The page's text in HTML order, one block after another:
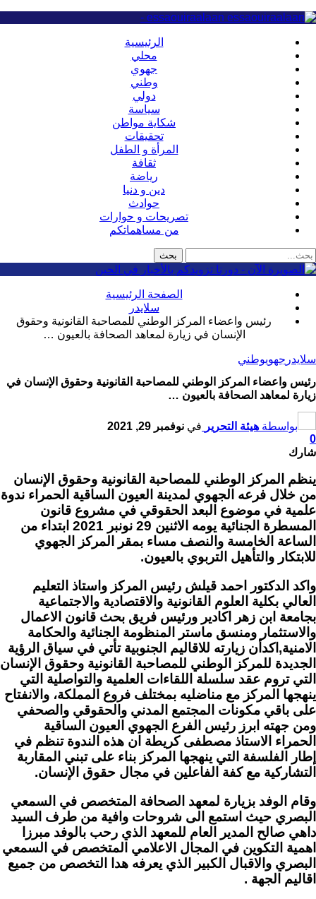
essaouiraalaan -
الرئيسية
محلي
جهوي
وطني
دولي
سياسة
شكاية مواطن
تحقيقات
المرأة و الطفل
ثقافة
رياضة
دين و دنيا
حوادث
تصريحات و حوارات
من مساهماتكم
الصفحة الرئيسية
سلايدر
رئيس واعضاء المركز الوطني للمصاحبة القانونية وحقوق
الإنسان في زيارة لمعاهد الصحافة بالعيون …
سلايدر جهويوطني
رئيس واعضاء المركز الوطني للمصاحبة القانونية وحقوق الإنسان في
زيارة لمعاهد الصحافة بالعيون …
بواسطة هيئة التحرير في نوفمبر 29, 2021
0
شارك
ينظم المركز الوطني للمصاحبة القانونية وحقوق الإنسان
من خلال فرعه الجهوي لمدينة العيون الساقية الحمراء ندوة
علمية في موضوع البعد الحقوقي في مشروع قانون
المسطرة الجنائية يومه الاثنين 29 نونبر 2021 ابتداء من
الساعة الخامسة والنصف مساء بمقر المركز الجهوي
للابتكار والتأهيل التربوي بالعيون.
واكد الدكتور احمد قيلش رئيس المركز واستاذ التعليم
العالي بكلية العلوم القانونية والاقتصادية والاجتماعية
بجامعة ابن زهر اكادير ورئيس فريق بحث قانون الاعمال
والاستثمار ومنسق ماستر المنظومة الجنائية والحكامة
الامنية,اكدأن زيارته للاقاليم الجنوبية تأتي في سياق الرؤية
الجديدة للمركز الوطني للمصاحبة القانونية وحقوق الإنسان
التي تروم عقد سلسلة اللقاءات العلمية والتواصلية التي
ينهجها المركز مع مناضليه بمختلف فروع المملكة، والانفتاح
على باقي مكونات المجتمع المدني والحقوقي والصحفي
ومن جهته ابرز رئيس الفرع الجهوي العيون الساقية
الحمراء الاستاذ مصطفى كريطة ان هذه الندوة تنظم في
إطار الفلسفة التي ينهجها المركز بناء على تبني المقاربة
التشاركية مع كفة الفاعلين في مجال حقوق الإنسان.
وقام الوفد بزيارة لمعهد الصحافة المتخصص في السمعي
البصري حيث استمع الى شروحات وافية من طرف السيد
داهي صالح المدير العام للمعهد الذي رحب بالوفد مبرزا
اهمية التكوين في المجال الاعلامي المتخصص في السمعي
البصري والاقبال الكبير الذي يعرفه هدا التخصص من جميع
اقاليم الجهة .